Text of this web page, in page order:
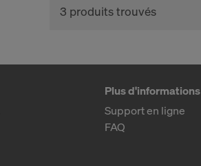
3 produits trouvés
Plus d'informations
Support en ligne
FAQ